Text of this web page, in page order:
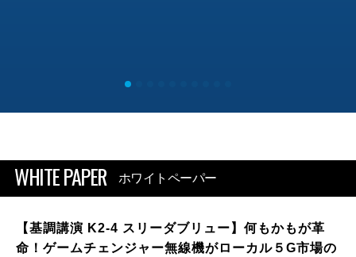
WHITE PAPER ホワイトペーパー
【基調講演 K2-4 スリーダブリュー】何もかもが革
命！ゲームチェンジャー無線機がローカル５G市場の